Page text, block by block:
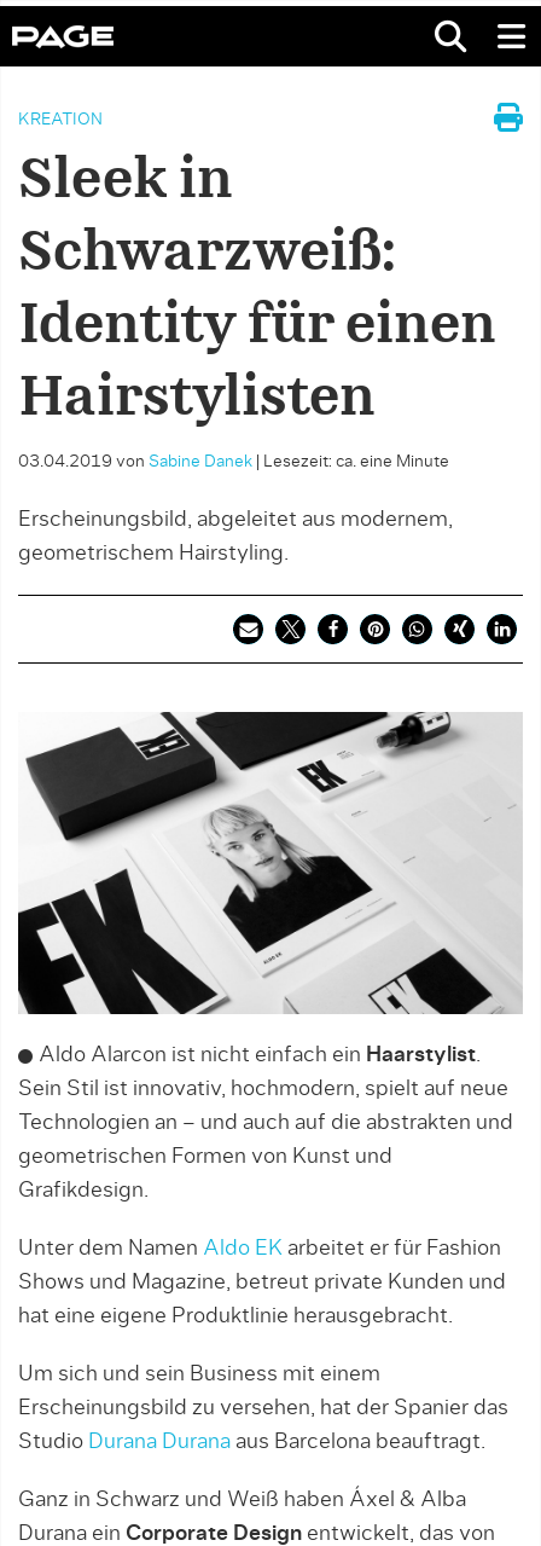
KREATION
Sleek in
Schwarzweiß:
Identity für einen
Hairstylisten
03.04.2019 von Sabine Danek Lesezeit: ca. eine Minute
Erscheinungsbild, abgeleitet aus modernem,
geometrischem Hairstyling.
Aldo Alarcon ist nicht einfach ein Haarstylist.
Sein Stil ist innovativ, hochmodern, spielt auf neue
Technologien an – und auch auf die abstrakten und
geometrischen Formen von Kunst und
Grafikdesign.
Unter dem Namen Aldo EK arbeitet er für Fashion
Shows und Magazine, betreut private Kunden und
hat eine eigene Produktlinie herausgebracht.
Um sich und sein Business mit einem
Erscheinungsbild zu versehen, hat der Spanier das
Studio Durana Durana aus Barcelona beauftragt.
Ganz in Schwarz und Weiß haben Áxel & Alba
Durana ein Corporate Design entwickelt, das von